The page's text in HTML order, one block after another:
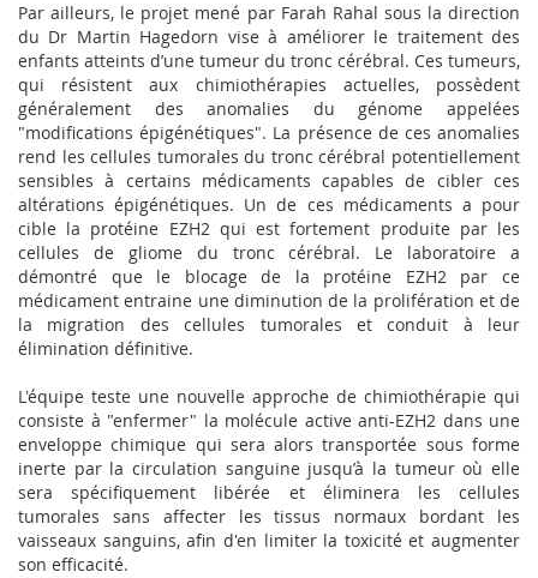
Par ailleurs, le projet mené par Farah Rahal sous la direction
du Dr Martin Hagedorn vise à améliorer le traitement des
enfants atteints d’une tumeur du tronc cérébral. Ces tumeurs,
qui résistent aux chimiothérapies actuelles, possèdent
généralement des anomalies du génome appelées
"modifications épigénétiques". La présence de ces anomalies
rend les cellules tumorales du tronc cérébral potentiellement
sensibles à certains médicaments capables de cibler ces
altérations épigénétiques. Un de ces médicaments a pour
cible la protéine EZH2 qui est fortement produite par les
cellules de gliome du tronc cérébral. Le laboratoire a
démontré que le blocage de la protéine EZH2 par ce
médicament entraine une diminution de la prolifération et de
la migration des cellules tumorales et conduit à leur
élimination définitive.
L'équipe teste une nouvelle approche de chimiothérapie qui
consiste à "enfermer" la molécule active anti-EZH2 dans une
enveloppe chimique qui sera alors transportée sous forme
inerte par la circulation sanguine jusqu’à la tumeur où elle
sera spécifiquement libérée et éliminera les cellules
tumorales sans affecter les tissus normaux bordant les
vaisseaux sanguins, afin d'en limiter la toxicité et augmenter
son efficacité.